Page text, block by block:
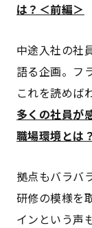
は？＜前編＞
中途入社の社
語る企画。フ
これを読めば
多くの社員が
職場環境とは
拠点もバラバ
研修の模様を
インという声